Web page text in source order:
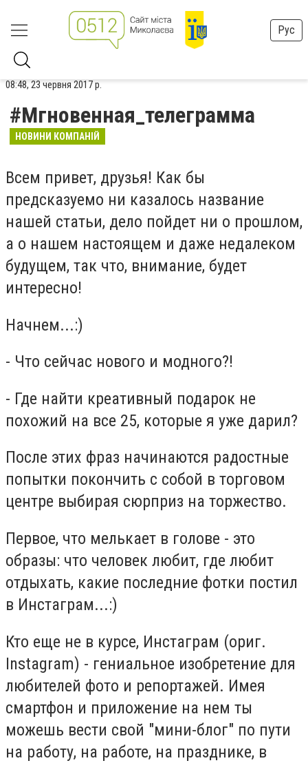
Рус
08:48, 23 червня 2017 р.
#Мгновенная_телеграмма
НОВИНИ КОМПАНІЙ
Всем привет, друзья! Как бы
предсказуемо ни казалось название
нашей статьи, дело пойдет ни о прошлом,
а о нашем настоящем и даже недалеком
будущем, так что, внимание, будет
интересно!
Начнем...:)
- Что сейчас нового и модного?!
- Где найти креативный подарок не
похожий на все 25, которые я уже дарил?
После этих фраз начинаются радостные
попытки покончить с собой в торговом
центре выбирая сюрприз на торжество.
Первое, что мелькает в голове - это
образы: что человек любит, где любит
отдыхать, какие последние фотки постил
в Инстаграм...:)
Кто еще не в курсе, Инстаграм (ориг.
Instagram) - гениальное изобретение для
любителей фото и репортажей. Имея
смартфон и приложение на нем ты
можешь вести свой "мини-блог" по пути
на работу, на работе, на празднике, в